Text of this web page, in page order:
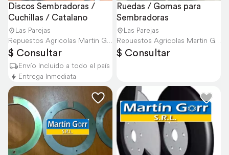
Discos Sembradoras /
Cuchillas / Catalano
Las Parejas
Repuestos Agricolas Martin Gorr S.R.L.
$ Consultar
Envío Incluido a todo el país
Entrega Inmediata
Ruedas / Gomas para
Sembradoras
Las Parejas
Repuestos Agricolas Martin Gorr S.R.L.
$ Consultar